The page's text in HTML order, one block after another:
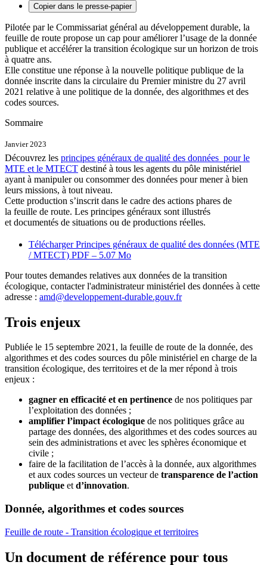
Copier dans le presse-papier
Pilotée par le Commissariat général au développement durable, la
feuille de route propose un cap pour améliorer l’usage de la donnée
publique et accélérer la transition écologique sur un horizon de trois
à quatre ans.
Elle constitue une réponse à la nouvelle politique publique de la
donnée inscrite dans la circulaire du Premier ministre du 27 avril
2021 relative à une politique de la donnée, des algorithmes et des
codes sources.
Sommaire
Janvier 2023
Découvrez les principes généraux de qualité des données pour le
MTE et le MTECT destiné à tous les agents du pôle ministériel
ayant à manipuler ou consommer des données pour mener à bien
leurs missions, à tout niveau.
Cette production s’inscrit dans le cadre des actions phares de
la feuille de route. Les principes généraux sont illustrés
et documentés de situations ou de productions réelles.
Télécharger Principes généraux de qualité des données (MTE
/ MTECT) PDF – 5.07 Mo
Pour toutes demandes relatives aux données de la transition
écologique, contacter l'administrateur ministériel des données à cette
adresse : amd@developpement-durable.gouv.fr
Trois enjeux
Publiée le 15 septembre 2021, la feuille de route de la donnée, des
algorithmes et des codes sources du pôle ministériel en charge de la
transition écologique, des territoires et de la mer répond à trois
enjeux :
gagner en efficacité et en pertinence de nos politiques par
l’exploitation des données ;
amplifier l’impact écologique de nos politiques grâce au
partage des données, des algorithmes et des codes sources au
sein des administrations et avec les sphères économique et
civile ;
faire de la facilitation de l’accès à la donnée, aux algorithmes
et aux codes sources un vecteur de transparence de l’action
publique etd’innovation.
Donnée, algorithmes et codes sources
Feuille de route - Transition écologique et territoires
Un document de référence pour tous